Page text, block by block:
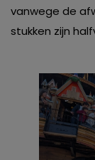
vanwege de
stukken zijn